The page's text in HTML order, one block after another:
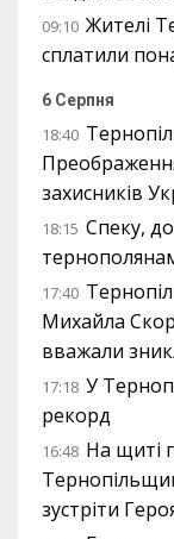
09:10 Жителі
сплатили
6 Серпня
18:40
захисників
18:15 Спеку,
17:40
Михайла
вважали
17:18 У
рекорд
16:48 На щиті
зустріти